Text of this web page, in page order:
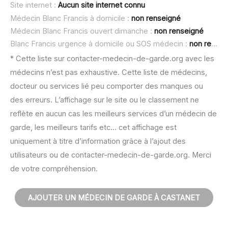
Site internet : Aucun site internet connu
Médecin Blanc Francis à domicile : non renseigné
Médecin Blanc Francis ouvert dimanche : non renseigné
Blanc Francis urgence à domicile ou SOS médecin : non renseigné
* Cette liste sur contacter-medecin-de-garde.org avec les
médecins n’est pas exhaustive. Cette liste de médecins,
docteur ou services lié peu comporter des manques ou
des erreurs. L’affichage sur le site ou le classement ne
reflète en aucun cas les meilleurs services d’un médecin de
garde, les meilleurs tarifs etc… cet affichage est
uniquement à titre d’information grâce à l’ajout des
utilisateurs ou de contacter-medecin-de-garde.org. Merci
de votre compréhension.
AJOUTER UN MÉDECIN DE GARDE À CASTANET